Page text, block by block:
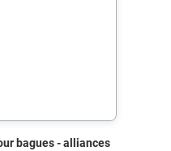
bagues - alliances